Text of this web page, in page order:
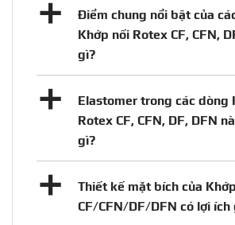
a
Điểm chung nổi bật của
Khớp nối Rotex CF, CFN,
gì?
a
Elastomer trong các dòng
Rotex CF, CFN, DF, DFN
gì?
a
Thiết kế mặt bích của
CF/CFN/DF/DFN có lợi ích